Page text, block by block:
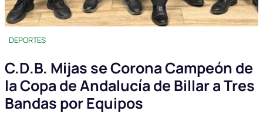
DEPORTES
C.D.B. Mijas se Corona Campeón de
la Copa de Andalucía de Billar a Tres
Bandas por Equipos